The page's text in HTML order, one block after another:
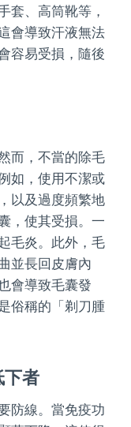
套、高筒靴等，
會導致汗液無法
容易受損，隨後
而，不當的除毛
如，使用不潔或
以及過度頻繁地
，使其受損。一
毛炎。此外，毛
並長回皮膚內
會導致毛囊發
俗稱的「剃刀腫
下者
防線。當免疫功